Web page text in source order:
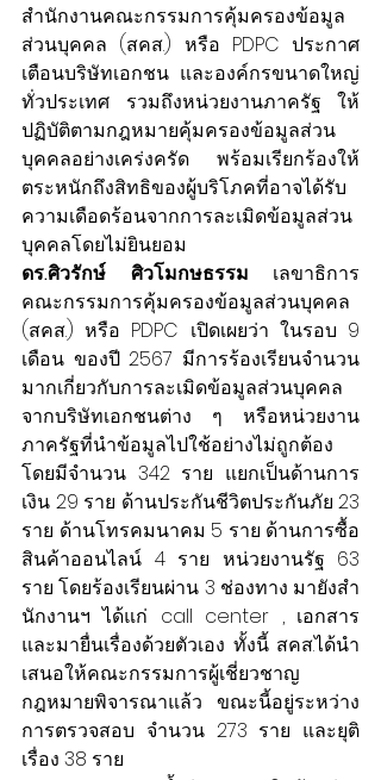
สำนักงานคณะกรรมการคุ้มครองข้อมูล
ส่วนบุคคล (สคส.) หรือ PDPC ประกาศ
เตือนบริษัทเอกชน และองค์กรขนาดใหญ่
ทั่วประเทศ รวมถึงหน่วยงานภาครัฐ ให้
ปฏิบัติตามกฎหมายคุ้มครองข้อมูลส่วน
บุคคลอย่างเคร่งครัด พร้อมเรียกร้องให้
ตระหนักถึงสิทธิของผู้บริโภคที่อาจได้รับ
ความเดือดร้อนจากการละเมิดข้อมูลส่วน
บุคคลโดยไม่ยินยอม
ดร.ศิวรักษ์ ศิวโมกษธรรม เลขาธิการ
คณะกรรมการคุ้มครองข้อมูลส่วนบุคคล
(สคส.) หรือ PDPC เปิดเผยว่า ในรอบ 9
เดือน ของปี 2567 มีการร้องเรียนจำนวน
มากเกี่ยวกับการละเมิดข้อมูลส่วนบุคคล
จากบริษัทเอกชนต่าง ๆ หรือหน่วยงาน
ภาครัฐที่นำข้อมูลไปใช้อย่างไม่ถูกต้อง
โดยมีจำนวน 342 ราย แยกเป็นด้านการ
เงิน 29 ราย ด้านประกันชีวิตประกันภัย 23
ราย ด้านโทรคมนาคม 5 ราย ด้านการซื้อ
สินค้าออนไลน์ 4 ราย หน่วยงานรัฐ 63
ราย โดยร้องเรียนผ่าน 3 ช่องทาง มายังสำ
นักงานฯ ได้แก่ call center , เอกสาร
และมายื่นเรื่องด้วยตัวเอง ทั้งนี้ สคส.ได้นำ
เสนอให้คณะกรรมการผู้เชี่ยวชาญ
กฎหมายพิจารณาแล้ว ขณะนี้อยู่ระหว่าง
การตรวจสอบ จำนวน 273 ราย และยุติ
เรื่อง 38 ราย